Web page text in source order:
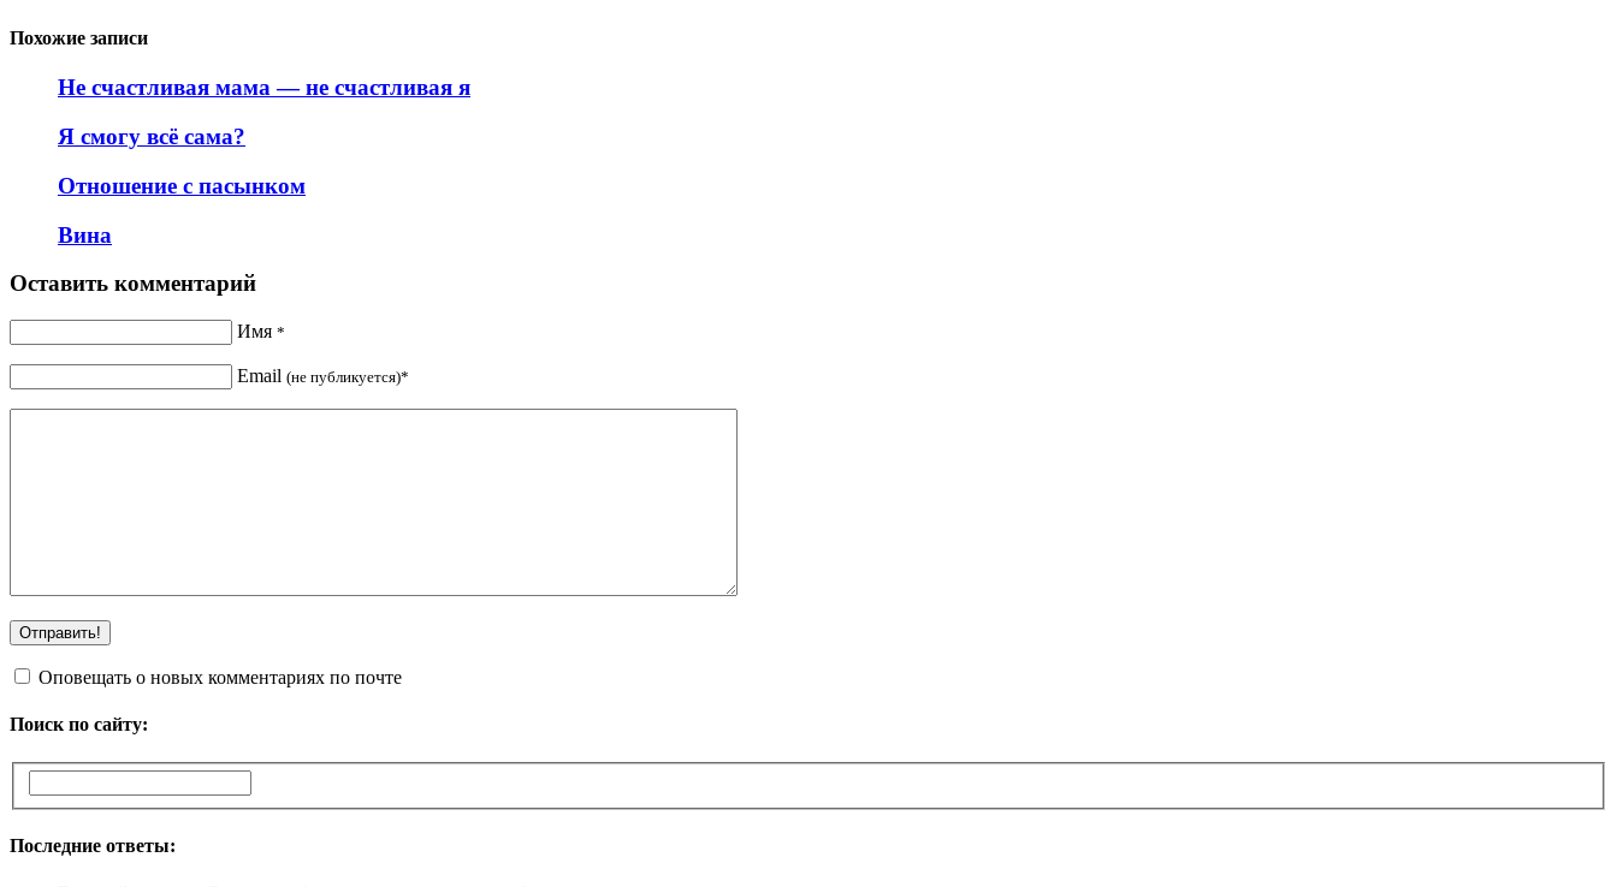
Похожие записи
Не счастливая мама — не счастливая я
Я смогу всё сама?
Отношение с пасынком
Вина
Оставить комментарий
Имя *
Email (не публикуется)*
Оповещать о новых комментариях по почте
Поиск по сайту:
Последние ответы: